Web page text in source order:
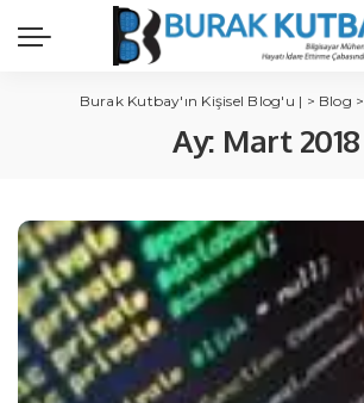
Burak Kutbay'ın Kişisel Blog'u | > Blog >
Ay: Mart 2018